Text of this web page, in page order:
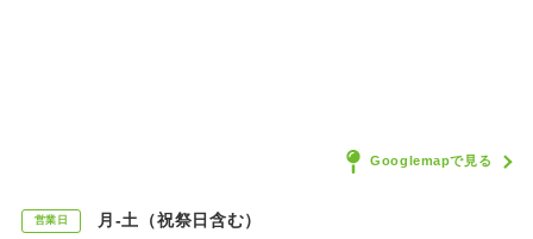
Googlemapで見る
営業日 月-土（祝祭日含む）